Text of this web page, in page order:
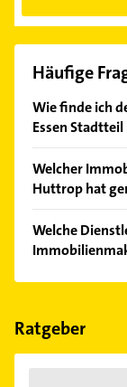
Häufige
Wie finde ich
Essen
Empfehlungen.
Welcher
Huttrop hat
Bitte beachten
Feiertagen
Welche
Folgende
Ratgeber